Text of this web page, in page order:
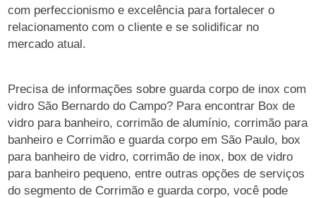
com perfeccionismo e excelência para fortalecer o
relacionamento com o cliente e se solidificar no
mercado atual.
Precisa de informações sobre guarda corpo de inox com
vidro São Bernardo do Campo? Para encontrar Box de
vidro para banheiro, corrimão de alumínio, corrimão para
banheiro e Corrimão e guarda corpo em São Paulo, box
para banheiro de vidro, corrimão de inox, box de vidro
para banheiro pequeno, entre outras opções de serviços
do segmento de Corrimão e guarda corpo, você pode